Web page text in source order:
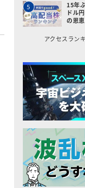
5
15年
ドル
の恩
アクセスラン